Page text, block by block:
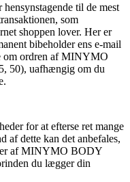
til de mest
som
shoppen lover. Her er
bibeholder ens e-mail
om ordren af MINYMO
50), uafhængig om du
for at efterse ret mange
af dette kan det anbefales,
af MINYMO BODY
du lægger din